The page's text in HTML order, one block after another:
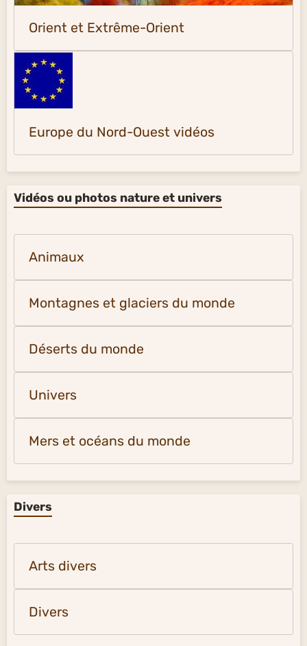
Orient et Extrême-Orient
Europe du Nord-Ouest vidéos
Vidéos ou photos nature et univers
Animaux
Montagnes et glaciers du monde
Déserts du monde
Univers
Mers et océans du monde
Divers
Arts divers
Divers